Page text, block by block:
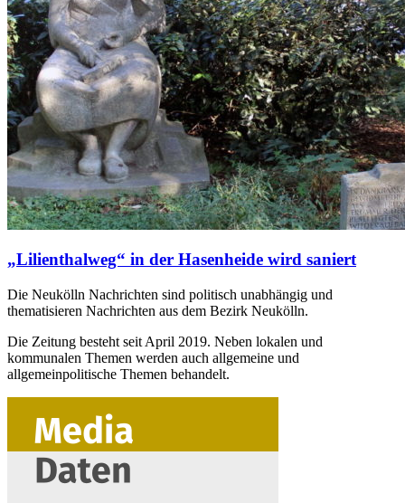
„Lilienthalweg“ in der Hasenheide wird saniert
Die Neukölln Nachrichten sind politisch unabhängig und
thematisieren Nachrichten aus dem Bezirk Neukölln.
Die Zeitung besteht seit April 2019. Neben lokalen und
kommunalen Themen werden auch allgemeine und
allgemeinpolitische Themen behandelt.